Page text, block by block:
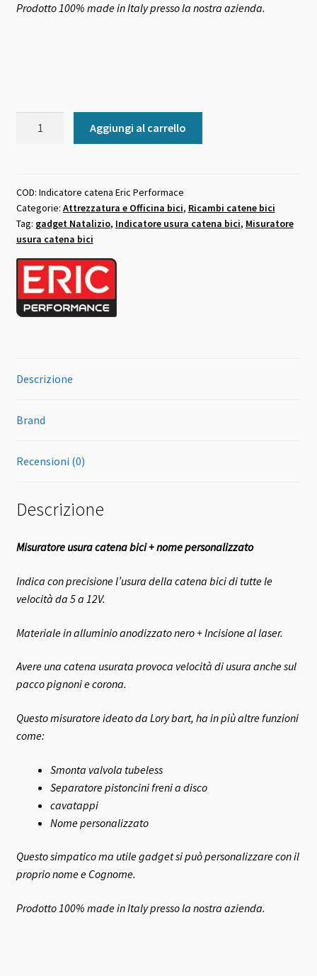
Prodotto 100% made in Italy presso la nostra azienda.
+
nome
personalizzato
quantità
Aggiungi al carrello
COD: Indicatore catena Eric Performace
Categorie: Attrezzatura e Officina bici, Ricambi catene bici
Tag: gadget Natalizio, Indicatore usura catena bici, Misuratore
usura catena bici
Descrizione
Brand
Recensioni (0)
Descrizione
Misuratore usura catena bici + nome personalizzato
Indica con precisione l’usura della catena bici di tutte le
velocità da 5 a 12V.
Materiale in alluminio anodizzato nero + Incisione al laser.
Avere una catena usurata provoca velocità di usura anche sul
pacco pignoni e corona.
Questo misuratore ideato da Lory bart, ha in più altre funzioni
come:
Smonta valvola tubeless
Separatore pistoncini freni a disco
cavatappi
Nome personalizzato
Questo simpatico ma utile gadget si può personalizzare con il
proprio nome e Cognome.
Prodotto 100% made in Italy presso la nostra azienda.